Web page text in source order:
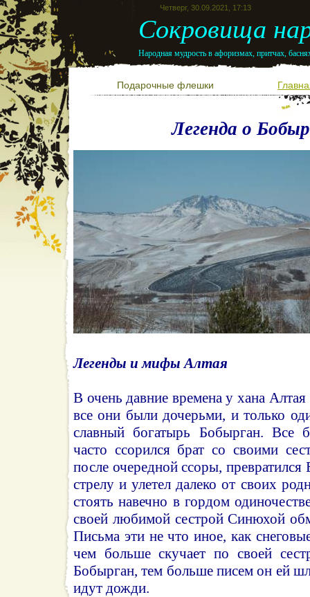
Четверг, 30.09.2021, 17:13
Сокровища
Народная мудрость в афоризмах, притчах,
Подарочные флешки
Легенда о
Легенды и мифы Алтая
В очень давние времена у хана
все они были дочерьми, и только
славный богатырь Бобырган.
часто ссорился брат со своими
после очередной ссоры,
стрелу и улетел далеко от своих
стоять навечно в гордом
своей любимой сестрой Синюхой
Письма эти не что иное, как
чем больше скучает по своей
Бобырган, тем больше писем он ей
идут дожди.